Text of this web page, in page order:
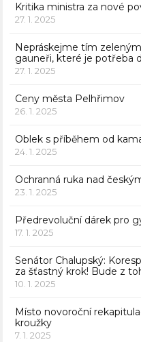
Kritika ministra za nové
27. 1. 2025
Nepráskejme tím
gauneři, které je potřeba
27. 1. 2025
Ceny města Pelhřimov
26. 1. 2025
Oblek s příběhem od
24. 1. 2025
Ochranná ruka nad
23. 1. 2025
Předrevoluční dárek pro
17. 1. 2025
Senátor Chalupský:
za šťastný krok! Bude z
10. 1. 2025
Místo novoroční
kroužky
7. 1. 2025